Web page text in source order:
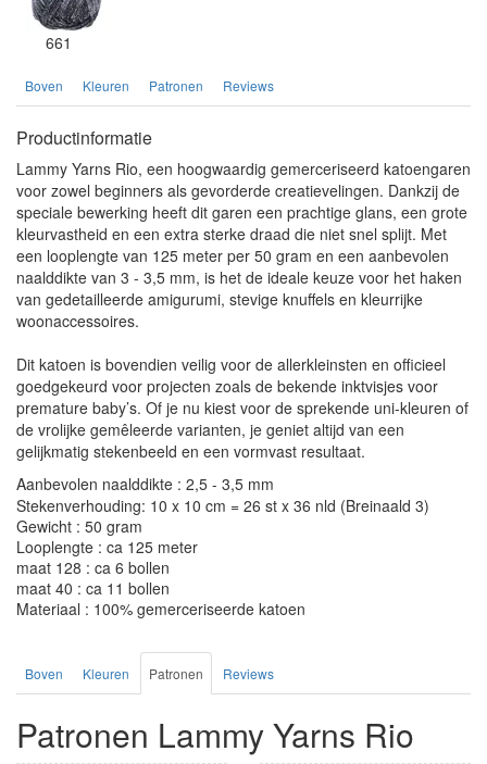
661
Boven Kleuren Patronen Reviews
Productinformatie
Lammy Yarns Rio, een hoogwaardig gemerceriseerd katoengaren
voor zowel beginners als gevorderde creatievelingen. Dankzij de
speciale bewerking heeft dit garen een prachtige glans, een grote
kleurvastheid en een extra sterke draad die niet snel splijt. Met
een looplengte van 125 meter per 50 gram en een aanbevolen
naalddikte van 3 - 3,5 mm, is het de ideale keuze voor het haken
van gedetailleerde amigurumi, stevige knuffels en kleurrijke
woonaccessoires.
Dit katoen is bovendien veilig voor de allerkleinsten en officieel
goedgekeurd voor projecten zoals de bekende inktvisjes voor
premature baby’s. Of je nu kiest voor de sprekende uni-kleuren of
de vrolijke gemêleerde varianten, je geniet altijd van een
gelijkmatig stekenbeeld en een vormvast resultaat.
Aanbevolen naalddikte : 2,5 - 3,5 mm
Stekenverhouding: 10 x 10 cm = 26 st x 36 nld (Breinaald 3)
Gewicht : 50 gram
Looplengte : ca 125 meter
maat 128 : ca 6 bollen
maat 40 : ca 11 bollen
Materiaal : 100% gemerceriseerde katoen
Boven Kleuren Patronen Reviews
Patronen Lammy Yarns Rio